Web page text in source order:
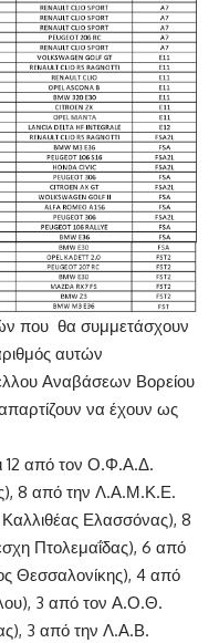
που θα συμμετάσχουν
αυτών
Αναβάσεων Βορείου
να έχουν ως
12 από τον Ο.Φ.Α.Δ.
8 από την Λ.Α.Μ.Κ.Ε.
Ελασσόνας), 8
Πτολεμαΐδας), 6 από
Θεσσαλονίκης), 4 από
3 από τον Α.Ο.Θ.
3 από την Λ.Α.Β.